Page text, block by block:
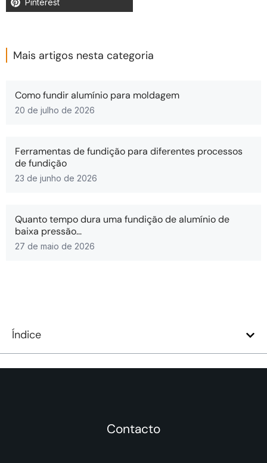
Pinterest
Mais artigos nesta categoria
Como fundir alumínio para moldagem
20 de julho de 2026
Ferramentas de fundição para diferentes processos
de fundição
23 de junho de 2026
Quanto tempo dura uma fundição de alumínio de
baixa pressão...
27 de maio de 2026
Índice
Contacto